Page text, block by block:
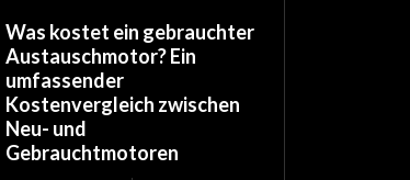
Was kostet ein gebrauchter
Austauschmotor? Ein
umfassender
Kostenvergleich zwischen
Neu- und
Gebrauchtmotoren